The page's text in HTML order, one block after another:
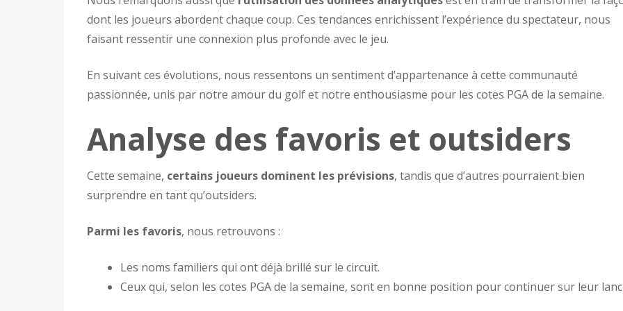
dont les joueurs abordent chaque coup. Ces tendances enrichissent l’expérience du spectateur, nous
faisant ressentir une connexion plus profonde avec le jeu.
En suivant ces évolutions, nous ressentons un sentiment d’appartenance à cette communauté
passionnée, unis par notre amour du golf et notre enthousiasme pour les cotes PGA de la semaine.
Analyse des favoris et outsiders
Cette semaine, certains joueurs dominent les prévisions, tandis que d’autres pourraient bien
surprendre en tant qu’outsiders.
Parmi les favoris, nous retrouvons :
Les noms familiers qui ont déjà brillé sur le circuit.
Ceux qui, selon les cotes PGA de la semaine, sont en bonne position pour continuer sur leur